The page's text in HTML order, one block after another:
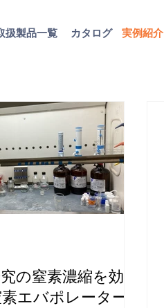
扱​製品一覧 ​実例紹介
カタログ
の窒素濃縮を効率
エバポレーター